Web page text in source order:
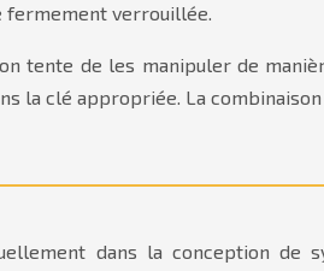
fermement verrouillée.
tente de les manipuler de
la clé appropriée. La
dans la conception de